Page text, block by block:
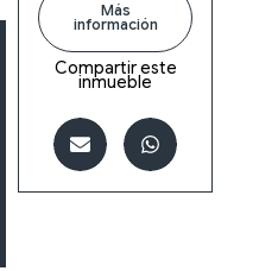
Más
información
Compartir este
inmueble